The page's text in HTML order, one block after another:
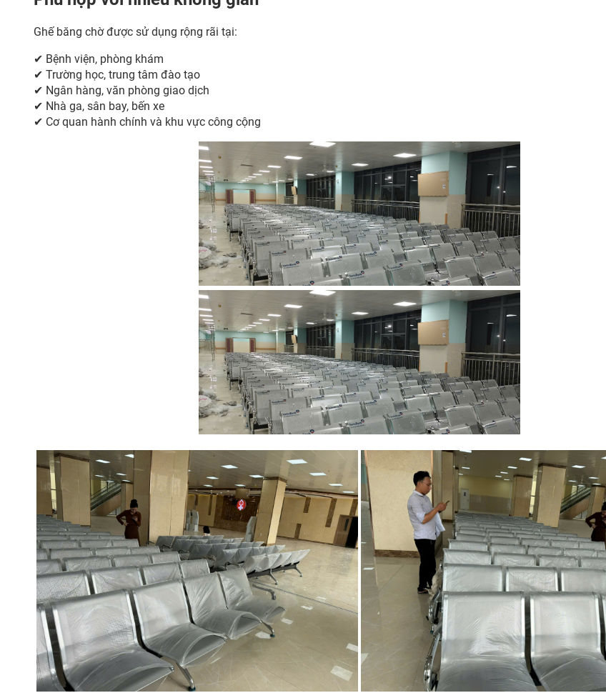
Ghế băng chờ được sử dụng rộng rãi tại:
✔ Bệnh viện, phòng khám
✔ Trường học, trung tâm đào tạo
✔ Ngân hàng, văn phòng giao dịch
✔ Nhà ga, sân bay, bến xe
✔ Cơ quan hành chính và khu vực công cộng